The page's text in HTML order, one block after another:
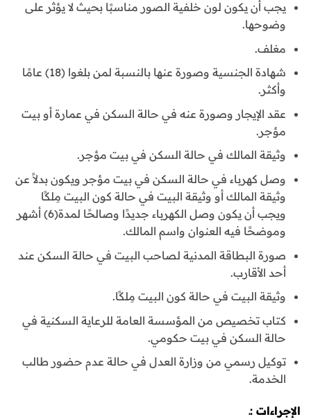
يجب أن يكون لون خلفية الصور مناسبًا بحيث لا يؤثر على
وضوحها.
مغلف.
شهادة الجنسية وصورة عنها بالنسبة لمن بلغوا (18) عامًا
وأكثر.
عقد الإيجار وصورة عنه في حالة السكن في عمارة أو بيت
مؤجر.
وثيقة المالك في حالة السكن في بيت مؤجر.
وصل كهرباء في حالة السكن في بيت مؤجر ويكون بدلاً عن
وثيقة المالك أو وثيقة البيت في حالة كون البيت مِلكًا
ويجب أن يكون وصل الكهرباء جديدًا وصالحًا لمدة(6) أشهر
وموضحًا فيه العنوان واسم المالك.
صورة البطاقة المدنية لصاحب البيت في حالة السكن عند
أحد الأقارب.
وثيقة البيت في حالة كون البيت مِلكًا.
كتاب تخصيص من المؤسسة العامة للرعاية السكنية في
حالة السكن في بيت حكومي.
توكيل رسمي من وزارة العدل في حالة عدم حضور طالب
الخدمة.
الإجراءات :ـ